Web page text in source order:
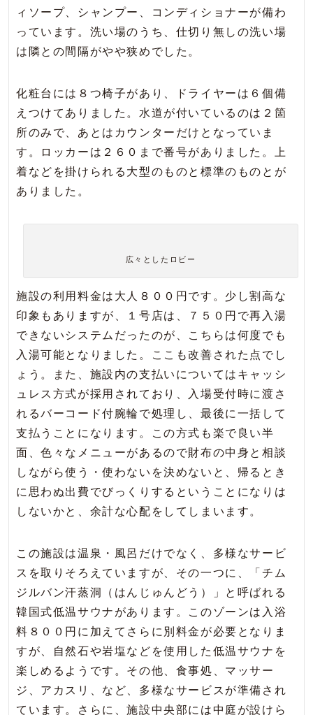
ィソープ、シャンプー、コンディショナーが備わ
っています。洗い場のうち、仕切り無しの洗い場
は隣との間隔がやや狭めでした。
化粧台には８つ椅子があり、ドライヤーは６個備
えつけてありました。水道が付いているのは２箇
所のみで、あとはカウンターだけとなっていま
す。ロッカーは２６０まで番号がありました。上
着などを掛けられる大型のものと標準のものとが
ありました。
広々としたロビー
施設の利用料金は大人８００円です。少し割高な
印象もありますが、１号店は、７５０円で再入湯
できないシステムだったのが、こちらは何度でも
入湯可能となりました。ここも改善された点でし
ょう。また、施設内の支払いについてはキャッシ
ュレス方式が採用されており、入場受付時に渡さ
れるバーコード付腕輪で処理し、最後に一括して
支払うことになります。この方式も楽で良い半
面、色々なメニューがあるので財布の中身と相談
しながら使う・使わないを決めないと、帰るとき
に思わぬ出費でびっくりするということになりは
しないかと、余計な心配をしてしまいます。
この施設は温泉・風呂だけでなく、多様なサービ
スを取りそろえていますが、その一つに、「チム
ジルバン汗蒸洞（はんじゅんどう）」と呼ばれる
韓国式低温サウナがあります。このゾーンは入浴
料８００円に加えてさらに別料金が必要となりま
すが、自然石や岩塩などを使用した低温サウナを
楽しめるようです。その他、食事処、マッサー
ジ、アカスリ、など、多様なサービスが準備され
ています。さらに、施設中央部には中庭が設けら